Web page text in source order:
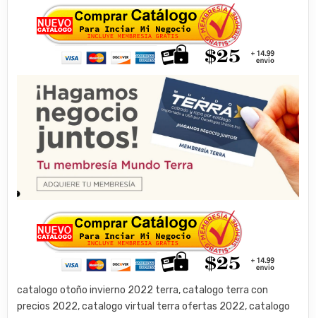
catalogo otoño invierno 2022 terra, catalogo terra con
precios 2022, catalogo virtual terra ofertas 2022, catalogo